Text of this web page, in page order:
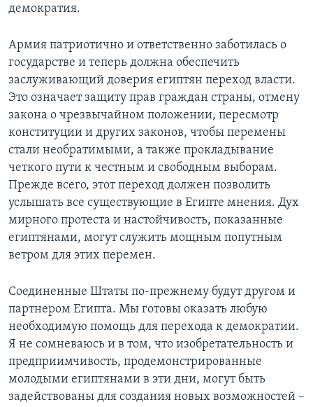
демократия.
Армия патриотично и ответственно заботилась о
государстве и теперь должна обеспечить
заслуживающий доверия египтян переход власти.
Это означает защиту прав граждан страны, отмену
закона о чрезвычайном положении, пересмотр
конституции и других законов, чтобы перемены
стали необратимыми, а также прокладывание
четкого пути к честным и свободным выборам.
Прежде всего, этот переход должен позволить
услышать все существующие в Египте мнения. Дух
мирного протеста и настойчивость, показанные
египтянами, могут служить мощным попутным
ветром для этих перемен.
Соединенные Штаты по-прежнему будут другом и
партнером Египта. Мы готовы оказать любую
необходимую помощь для перехода к демократии.
Я не сомневаюсь и в том, что изобретательность и
предприимчивость, продемонстрированные
молодыми египтянами в эти дни, могут быть
задействованы для создания новых возможностей –